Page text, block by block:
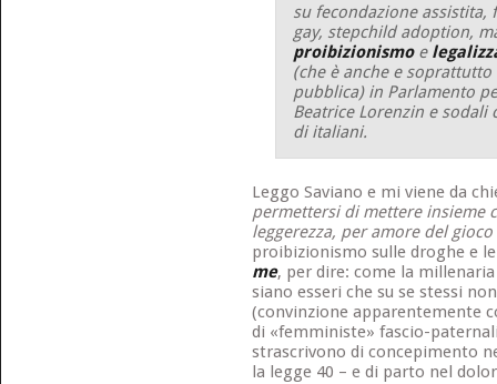
su fecondazione
gay, stepchild adoption,
proibizionismoe
(che è anche e
pubblica) in Parlamento
Beatrice Lorenzin e
di italiani.
Leggo Saviano e mi viene da
permettersi di mettere insieme
leggerezza, per amore del
proibizionismo sulle droghe e
me, per dire: come la
siano esseri che su se stessi
(convinzione apparentemente
di «femministe» fascio-
strascrivono di concepimento
la legge 40 – e di parto nel